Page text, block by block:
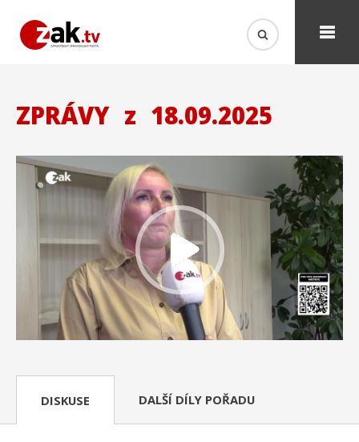
ZPRÁVY z 18.09.2025
DISKUSE DALŠÍ DÍLY POŘADU